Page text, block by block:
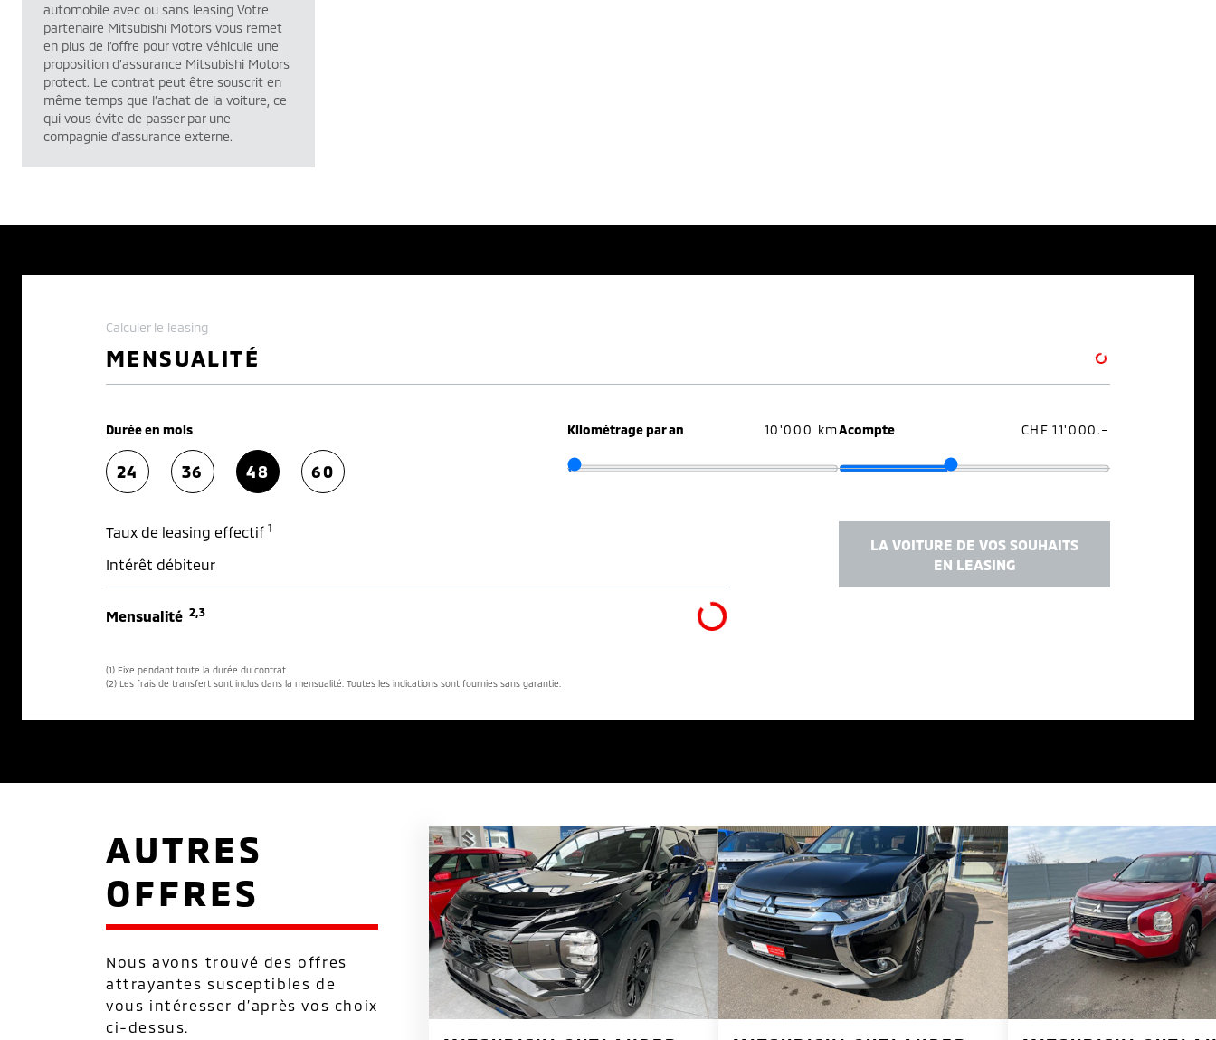
automobile avec ou sans leasing Votre
partenaire Mitsubishi Motors vous remet
en plus de l’offre pour votre véhicule une
proposition d’assurance Mitsubishi Motors
protect. Le contrat peut être souscrit en
même temps que l’achat de la voiture, ce
qui vous évite de passer par une
compagnie d’assurance externe.
Calculer le leasing
MENSUALITÉ
Durée en mois
24 36 48 60
Kilométrage par an 10'000 kmAcompte CHF 11'000.–
Taux de leasing effectif 1
Intérêt débiteur
Mensualité 2,3
(1) Fixe pendant toute la durée du contrat.
(2) Les frais de transfert sont inclus dans la mensualité. Toutes les indications sont fournies sans garantie.
LA VOITURE DE VOS SOUHAITS
EN LEASING
AUTRES
OFFRES
Nous avons trouvé des offres
attrayantes susceptibles de
vous intéresser d’après vos choix
ci-dessus.